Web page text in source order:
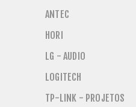
ANTEC
HORI
LG - AUDIO
LOGITECH
TP-LINK - PROJETOS